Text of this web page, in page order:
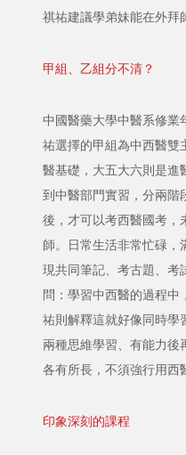
祺祐建議學弟妹能在外拜
甲組、乙組分不清？
中國醫藥大學中醫系修業
祐選擇的甲組為中西醫雙
醫基礎，大五大六則是進
到中醫部門實習，分兩階
後，才可以考西醫國考，
師。日常生活非常忙碌，
現共同筆記、考古題、考
問：學習中西醫的過程
祐則解釋這就好像同時學
兩種思維學習、有能力後
各有所長，不須強行用西
印象深刻的課程